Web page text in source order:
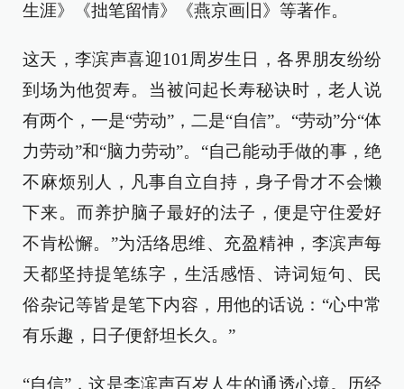
生涯》《拙笔留情》《燕京画旧》等著作。
这天，李滨声喜迎101周岁生日，各界朋友纷纷
到场为他贺寿。当被问起长寿秘诀时，老人说
有两个，一是“劳动”，二是“自信”。“劳动”分“体
力劳动”和“脑力劳动”。“自己能动手做的事，绝
不麻烦别人，凡事自立自持，身子骨才不会懒
下来。而养护脑子最好的法子，便是守住爱好
不肯松懈。”为活络思维、充盈精神，李滨声每
天都坚持提笔练字，生活感悟、诗词短句、民
俗杂记等皆是笔下内容，用他的话说：“心中常
有乐趣，日子便舒坦长久。”
“自信”，这是李滨声百岁人生的通透心境。历经